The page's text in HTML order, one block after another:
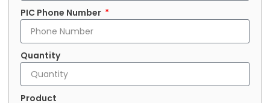
PIC Phone Number
Quantity
Product